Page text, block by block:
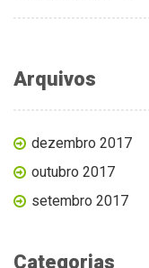
Arquivos
dezembro 2017
outubro 2017
setembro 2017
Categorias